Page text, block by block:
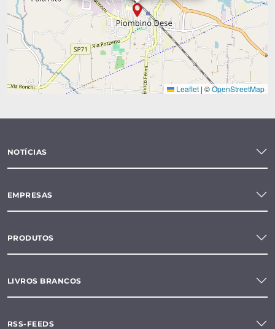
Leaflet | ©OpenStreetMap
NOTÍCIAS
EMPRESAS
PRODUTOS
LIVROS BRANCOS
RSS-FEEDS